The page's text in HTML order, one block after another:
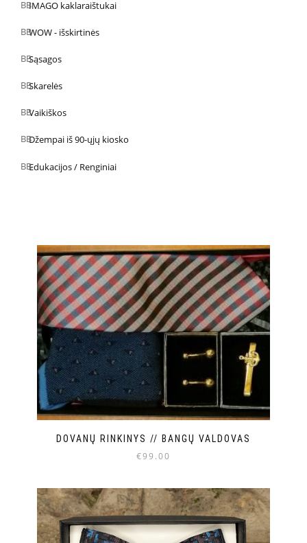
IMAGO kaklaraištukai
WOW - išskirtinės
Sąsagos
Skarelės
Vaikiškos
Džempai iš 90-ųjų kiosko
Edukacijos / Renginiai
DOVANŲ RINKINYS // BANGŲ VALDOVAS
€99.00